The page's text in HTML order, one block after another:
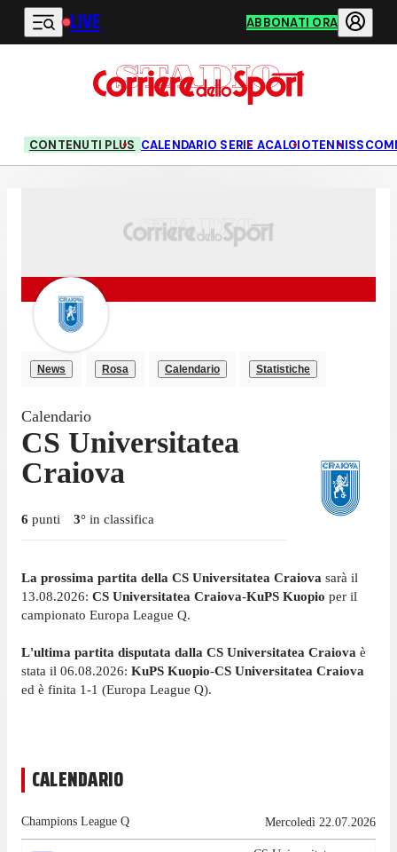
Vai al contenuto principale
LIVE ABBONATI ORA
CONTENUTI PLUS CALENDARIO SERIE ACALCIOTENNIS
News Rosa Calendario Statistiche
Calendario
CS Universitatea
Craiova
6 punti 3° in classifica
La prossima partita della CS Universitatea Craiova sarà il
13.08.2026: CS Universitatea Craiova-KuPS Kuopio per il
campionato Europa League Q.
L'ultima partita disputata dalla CS Universitatea Craiova è
stata il 06.08.2026: KuPS Kuopio-CS Universitatea Craiova
ed è finita 1-1 (Europa League Q).
CALENDARIO
Champions League Q Mercoledì 22.07.2026